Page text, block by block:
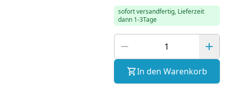
sofort versandfertig, Lieferzeit
dann 1-3Tage
In den Warenkorb